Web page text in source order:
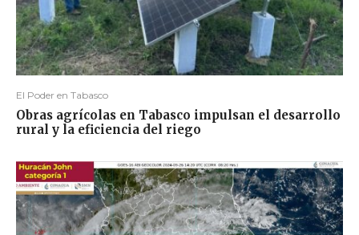
El Poder en Tabasco
Obras agrícolas en Tabasco impulsan el desarrollo
rural y la eficiencia del riego